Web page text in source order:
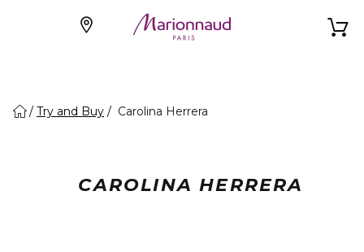
Try and Buy Carolina Herrera
CAROLINA HERRERA